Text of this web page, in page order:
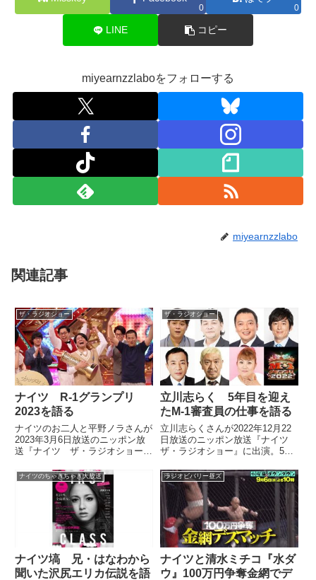
0 0
LINE コピー
miyearnzzlaboをフォローする
miyearnzzlabo
関連記事
ザ・ラジオショー
ナイツ R-1グランプリ
2023を語る
ナイツのお二人と平野ノラさんが
2023年3月6日放送のニッポン放
送『ナイツ ザ・ラジオショー』
返っていました。
ザ・ラジオショー
立川志らく 5年目を迎え
たM-1審査員の仕事を語る
立川志らくさんが2022年12月22
日放送のニッポン放送『ナイツ
ザ・ラジオショー』に出演。5年
員の仕事を話していました。
ナイツのちゃきちゃき大放送
ナイツ塙 兄・はなわから
聞いた沢尻エリカ伝説を語
ラジオビバリー昼ズ
ナイツと清水ミチコ『水ダ
ウ』100万円争奪金網でデ